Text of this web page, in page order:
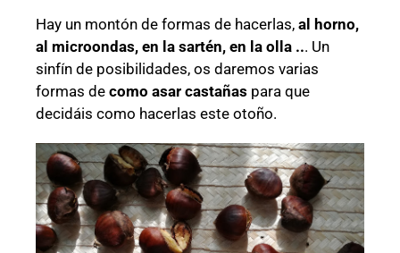
Hay un montón de formas de hacerlas, al horno,
al microondas, en la sartén, en la olla ... Un
sinfín de posibilidades, os daremos varias
formas de como asar castañas para que
decidáis como hacerlas este otoño.